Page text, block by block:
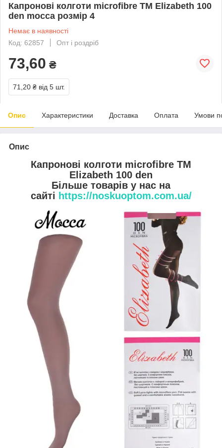
Капронові колготи microfibre ТМ Elizabeth 100
den mocca розмір 4
Немає в наявності
Код: 62857
Опт і роздріб
73,60 ₴
71,20 ₴ від 5 шт.
Опис Характеристики Доставка Оплата Умови
Опис
Капронові колготи microfibre ТМ
Elizabeth 100 den
Більше товарів у нас на
сайті https://noskuoptom.com.ua/